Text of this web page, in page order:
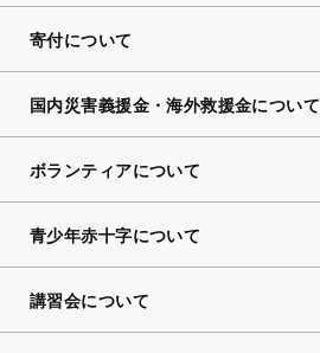
寄付について
国内災害義援金・海外救援金について
ボランティアについて
青少年赤十字について
講習会について